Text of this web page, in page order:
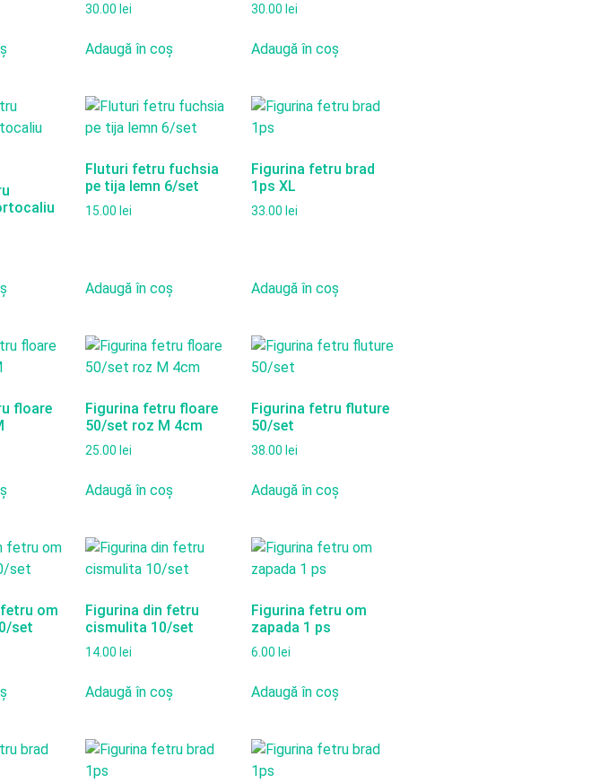
30.00 lei
Adaugă în coș
30.00 lei
Adaugă în coș
Fluturi fetru fuchsia
pe tija lemn 6/set
15.00 lei
Adaugă în coș
Figurina fetru brad
1ps XL
33.00 lei
Adaugă în coș
floare
Figurina fetru floare
50/set roz M 4cm
25.00 lei
Adaugă în coș
Figurina fetru fluture
50/set
38.00 lei
Adaugă în coș
om
set
Figurina din fetru
cismulita 10/set
14.00 lei
Adaugă în coș
Figurina fetru om
zapada 1 ps
6.00 lei
Adaugă în coș